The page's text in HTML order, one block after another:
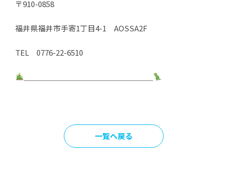
〒910-0858
福井県福井市手寄1丁目4-1 AOSSA2F
TEL 0776-22-6510
一覧へ戻る